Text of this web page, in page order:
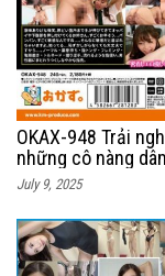
OKAX-948 Trải
những cô nàng
July 9, 2025